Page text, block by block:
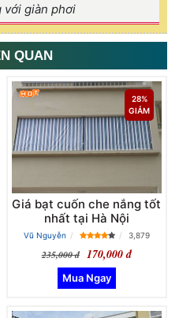
với giàn phơi
QUAN
28%
GIẢM
Giá bạt cuốn che nắng tốt
nhất tại Hà Nội
Vũ Nguyễn 3,879
235,000 đ 170,000 đ